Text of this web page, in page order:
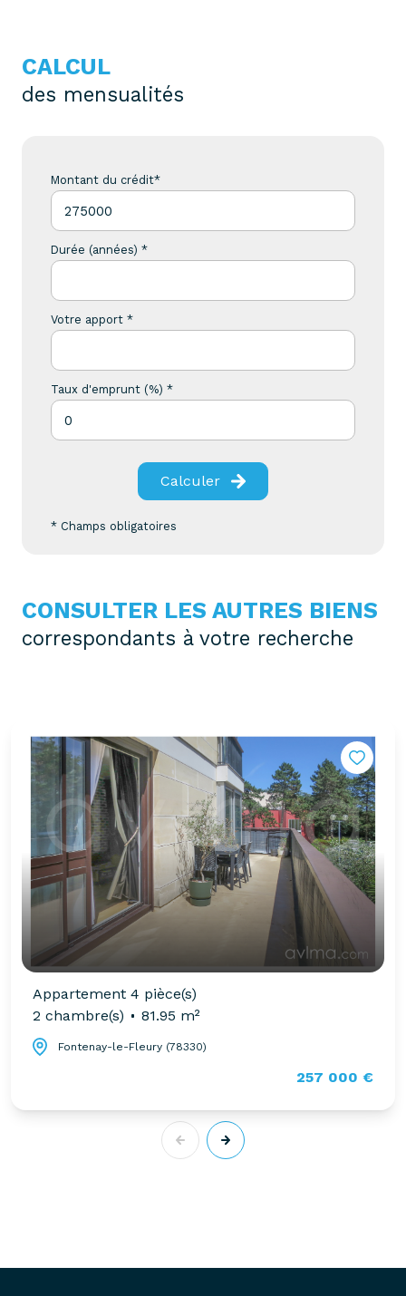
CALCUL
des mensualités
Montant du crédit*
Durée (années) *
Votre apport *
Taux d'emprunt (%) *
Calculer
* Champs obligatoires
CONSULTER LES AUTRES BIENS
correspondants à votre recherche
Appartement 4 pièce(s)
2 chambre(s)
81.95 m²
Fontenay-le-Fleury (78330)
257 000 €